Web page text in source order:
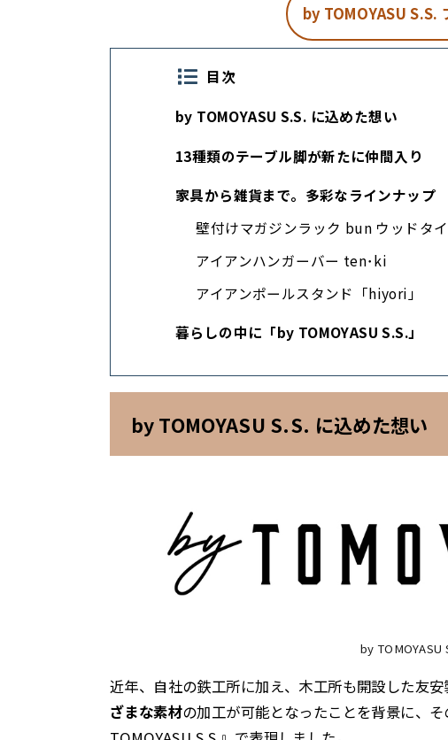
by TOMOYASU S.S.
目次
by TOMOYASU S.S. に込めた想い
13種類のテーブル脚が新たに仲間入り
家具から雑貨まで。多彩なラインナップ
壁付けマガジンラック bun ウッドタ
アイアンハンガーバー ten･ki
アイアンポールスタンド「hiyori」
暮らしの中に「by TOMOYASU S.S.」
by TOMOYASU S.S. に込めた想い
by TOMOYASU
近年、自社の鉄工所に加え、木工所も開設した友
ざまな素材の加工が可能となったことを背景に、そ